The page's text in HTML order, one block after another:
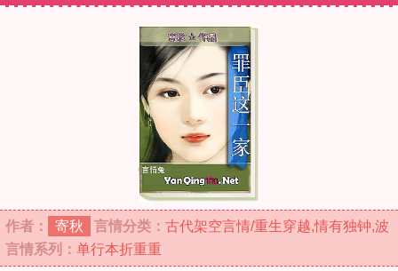
作者： 寄秋 言情分类： 古代架空言情/重生穿越,情有独钟,波
折重重
言情系列： 单行本